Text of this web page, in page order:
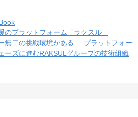
のプラットフォーム「ラクスル」
無二の挑戦環境がある──プラットフォー
ーズに進むRAKSULグループの技術組織